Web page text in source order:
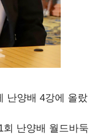
난양배 4강에 올랐
난양배 월드바둑